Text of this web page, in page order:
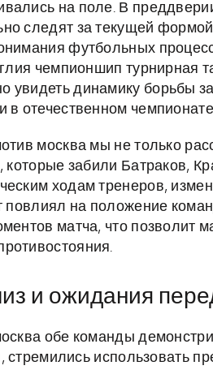
на поле. В
следят за текущей
футбольных
чемпионшип турнирная
увидеть динамику борьбы
в отечественном
москва мы не только
забили Батраков,
ходам тренеров,
повлиял на положение
матча, что позволит
и ожидания
обе команды
стремились использовать